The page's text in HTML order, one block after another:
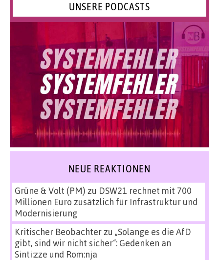
UNSERE PODCASTS
NEUE REAKTIONEN
Grüne & Volt (PM) zu DSW21 rechnet mit 700
Millionen Euro zusätzlich für Infrastruktur und
Modernisierung
Kritischer Beobachterzu „Solange es die AfD
gibt, sind wir nicht sicher“: Gedenken an
Sinti:zze und Rom:nja